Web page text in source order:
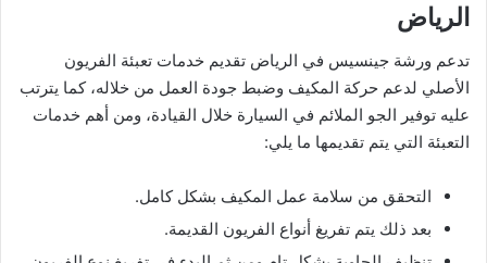
الرياض
تدعم ورشة جينسيس في الرياض تقديم خدمات تعبئة الفريون
الأصلي لدعم حركة المكيف وضبط جودة العمل من خلاله، كما يترتب
عليه توفير الجو الملائم في السيارة خلال القيادة، ومن أهم خدمات
التعبئة التي يتم تقديمها ما يلي:
التحقق من سلامة عمل المكيف بشكل كامل.
بعد ذلك يتم تفريغ أنواع الفريون القديمة.